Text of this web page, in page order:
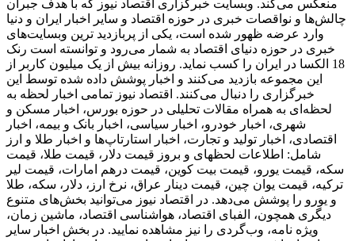
منعکس می‌کند. وبسایت خبرگزاری اقتصاد نیوز که با هدف جبران
چالش‌ها و نواقصات خبری در حوزه اقتصاد و سایر اخبار ایران و دنیا
وارد عرضه ظهور شده است، یکی از پربازدید ترین وبسایت‌های
خبری در حوزه دنیای اقتصاد به شمار می‌رود و توانسته است رنک
18 الکسا در ایران را کسب نماید. روزانه بیش از یک میلیون کاربر از
این مجموعه بازدید می‌کنند و اخبار پوشش داده شده توسط این
خبرگزاری را دنبال می‌کنند. اقتصاد نیوز تمامی اخبار لحظه به
لحظه‌ای به همراه مقالات تحلیلی در حوزه بورس، اخبار مسکن و
شهری، اخبار خودرو، اخبار سیاسی، اخبار بانک و بیمه، اخبار
اقتصادی، اخبار تولید و تجارت، اخبار استارتاپ‌ها و اخبار طلا و ارز
شامل: اطلاعات لحظهای و بروز قیمت دلار، قیمت طلا، قیمت
سکه، قیمت یورو، قیمت بیت کوین، قیمت درهم امارات، قیمت لیر
ترکیه، قیمت یوان چین، قیمت دینار عراق، نرخ ارز، دلار، سکه، طلا
و یورو را پوشش می‌دهد. در اقتصاد نیوز می‌توانید بخش‌های متنوع
دیگری همچون، الفبای اقتصاد، هواشناسی اقتصاد، ماشین زمان،
ویژه نامه، وب‌گردی را نیز مشاهده نمایید. در بخش اخبار سایر